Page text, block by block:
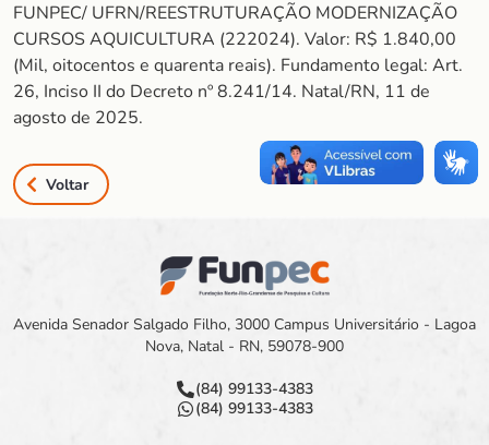
FUNPEC/ UFRN/REESTRUTURAÇÃO MODERNIZAÇÃO
CURSOS AQUICULTURA (222024). Valor: R$ 1.840,00
(Mil, oitocentos e quarenta reais). Fundamento legal: Art.
26, Inciso II do Decreto nº 8.241/14. Natal/RN, 11 de
agosto de 2025.
Voltar
Avenida Senador Salgado Filho, 3000 Campus Universitário - Lagoa
Nova, Natal - RN, 59078-900
(84) 99133-4383
(84) 99133-4383